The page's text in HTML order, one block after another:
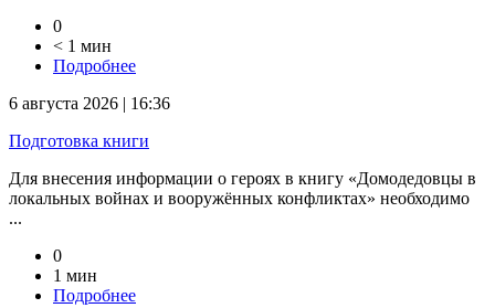
0
< 1 мин
Подробнее
6 августа 2026 | 16:36
Подготовка книги
Для внесения информации о героях в книгу «Домодедовцы в
локальных войнах и вооружённых конфликтах» необходимо
...
0
1 мин
Подробнее